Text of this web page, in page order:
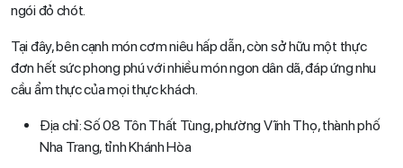
ngói đỏ chót.
Tại đây, bên cạnh món cơm niêu hấp dẫn, còn sở hữu một thực
đơn hết sức phong phú với nhiều món ngon dân dã, đáp ứng nhu
cầu ẩm thực của mọi thực khách.
Địa chỉ: Số 08 Tôn Thất Tùng, phường Vĩnh Thọ, thành phố
Nha Trang, tỉnh Khánh Hòa